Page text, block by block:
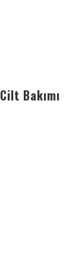
Cilt Bakımı